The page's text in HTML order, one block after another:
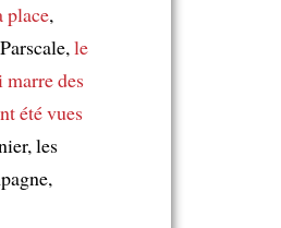
place,
le
marre des
été vues
les